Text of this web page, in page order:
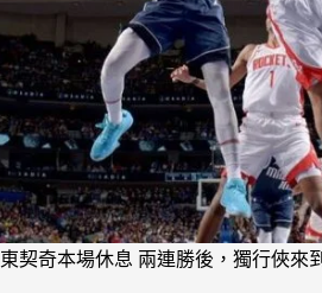
東契奇本場休息 兩連勝後，獨行俠來